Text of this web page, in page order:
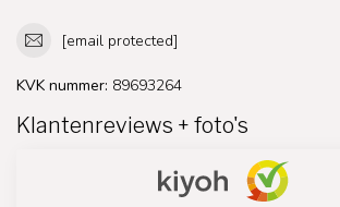
[email protected]
KVK nummer: 89693264
Klantenreviews + foto's